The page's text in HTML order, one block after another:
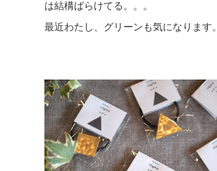
は結構ばらけてる。。。
最近わたし、グリーンも気になります。